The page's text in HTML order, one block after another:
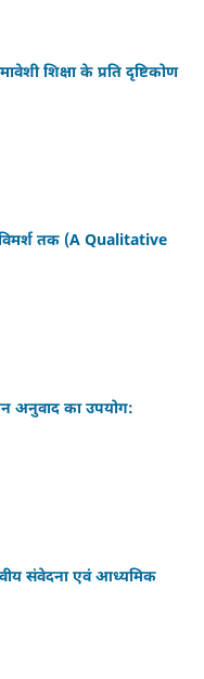
शिक्षा के प्रति दृष्टिकोण
तक (A Qualitative
अनुवाद का उपयोग:
संवेदना एवं आध्यमिक